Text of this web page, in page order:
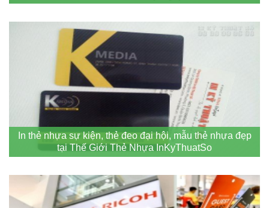
In thẻ nhựa sự kiện, thẻ đeo đại hội, mẫu thẻ nhựa đẹp
tại Thế Giới Thẻ Nhựa InKyThuatSo